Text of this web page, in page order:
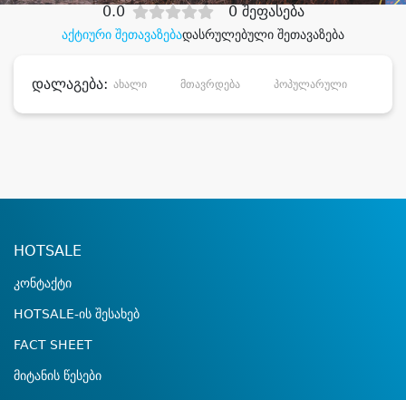
აქტიური შეთავაზებადასრულებული შეთავაზება
0.0 0 შეფასება
დალაგება: ახალი მთავრდება პოპულარული
HOTSALE
კონტაქტი
HOTSALE-ის შესახებ
FACT SHEET
მიტანის წესები